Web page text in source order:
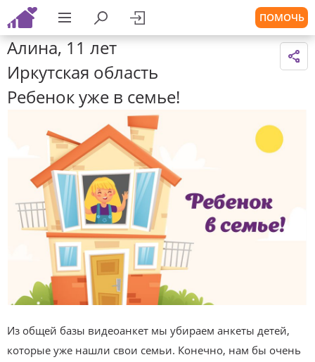
ПОМОЧЬ
Алина, 11 лет
Иркутская область
Ребенок уже в семье!
Из общей базы видеоанкет мы убираем анкеты детей,
которые уже нашли свои семьи. Конечно, нам бы очень